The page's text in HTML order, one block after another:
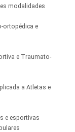
modalidades
ortopédica e
e Traumato-
a Atletas e
e esportivas